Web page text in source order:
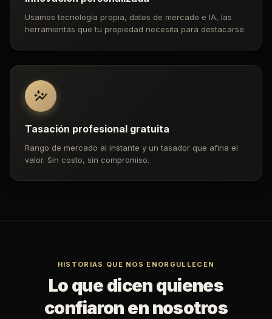
Usamos tecnología propia, datos de mercado e IA, las
herramientas que tu propiedad necesita para destacarse.
Tasación profesional gratuita
Rango de mercado al instante y un tasador que afina el
valor. Sin costo, sin compromiso.
HISTORIAS QUE NOS ENORGULLECEN
Lo que dicen quienes
confiaron en nosotros